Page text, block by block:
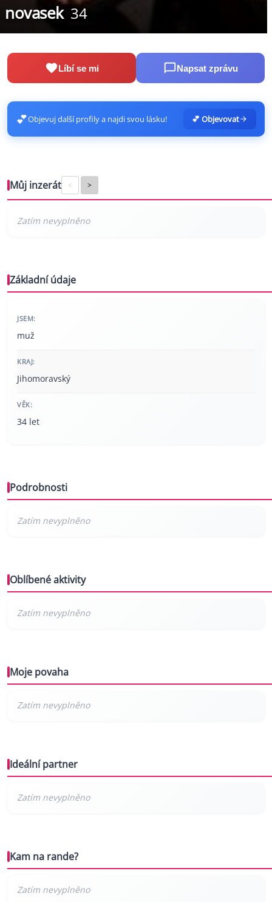
novasek 34
Líbí se mi Napsat zprávu
💕Objevuj další profily a najdi svou lásku! 💕 Objevovat
Můj inzerát < >
Základní údaje
JSEM:
muž
KRAJ:
Jihomoravský
VĚK:
34 let
Podrobnosti
Oblíbené aktivity
Moje povaha
Ideální partner
Kam na rande?